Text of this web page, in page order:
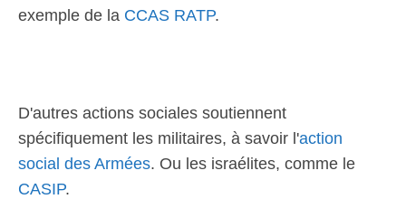
exemple de la CCAS RATP.
D'autres actions sociales soutiennent
spécifiquement les militaires, à savoir l'action
social des Armées. Ou les israélites, comme le
CASIP.